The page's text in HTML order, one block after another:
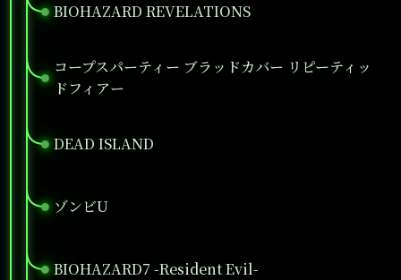
BIOHAZARD REVELATIONS
●
コープスパーティー ブラッドカバー リピーティッ
ドフィアー
●
DEAD ISLAND
●
ゾンビU
●
BIOHAZARD7 -Resident Evil-
●